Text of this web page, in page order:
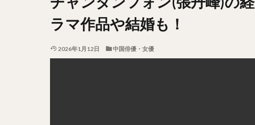
ラマ作品や結婚も！
2026年1月12日 中国俳優・女優